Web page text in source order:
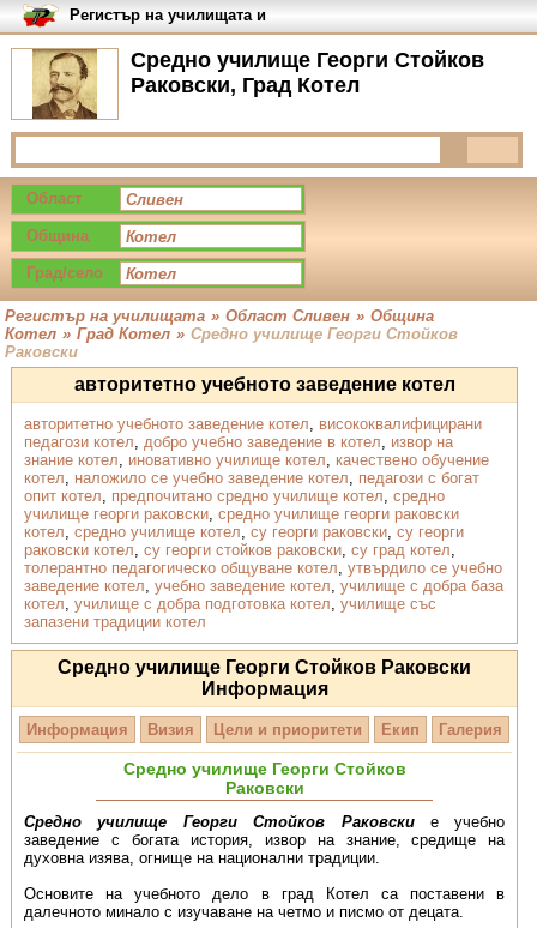
Средно училище Георги Стойков
Раковски, Град Котел
Регистър на училищата и
университетите в България
Област
Община
Град/село
Регистър на училищата » Област Сливен » Община
Котел » Град Котел » Средно училище Георги Стойков
Раковски
авторитетно учебното заведение котел
авторитетно учебното заведение котел, висококвалифицирани
педагози котел, добро учебно заведение в котел, извор на
знание котел, иновативно училище котел, качествено обучение
котел, наложило се учебно заведение котел, педагози с богат
опит котел, предпочитано средно училище котел, средно
училище георги раковски, средно училище георги раковски
котел, средно училище котел, су георги раковски, су георги
раковски котел, су георги стойков раковски, су град котел,
толерантно педагогическо общуване котел, утвърдило се учебно
заведение котел, учебно заведение котел, училище с добра база
котел, училище с добра подготовка котел, училище със
запазени традиции котел
Средно училище Георги Стойков Раковски
Информация
Информация Визия Цели и приоритети Екип Галерия
Средно училище Георги Стойков
Раковски
Средно училище Георги Стойков Раковские учебно
заведение с богата история, извор на знание, средище на
духовна изява, огнище на национални традиции.
Основите на учебното дело в град Котел са поставени в
далечното минало с изучаване на четмо и писмо от децата.